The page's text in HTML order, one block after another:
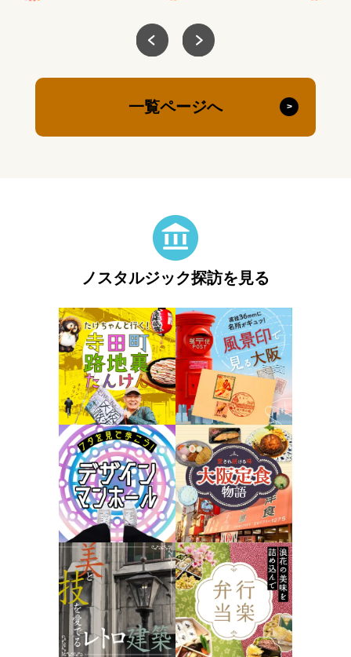
一覧ページへ
ノスタルジック探訪を見る